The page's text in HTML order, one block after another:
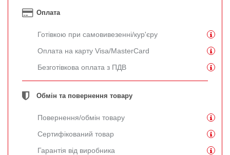
Оплата
Готівкою при самовивезенні/кур'єру
Оплата на карту Visa/MasterCard
Безготівкова оплата з ПДВ
Обмін та повернення товару
Повернення/обмін товару
Сертифікований товар
Гарантія від виробника